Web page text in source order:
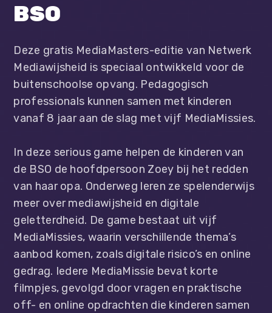
BSO
Deze gratis MediaMasters-editie van Netwerk
Mediawijsheid is speciaal ontwikkeld voor de
buitenschoolse opvang. Pedagogisch
professionals kunnen samen met kinderen
vanaf 8 jaar aan de slag met vijf MediaMissies.
In deze serious game helpen de kinderen van
de BSO de hoofdpersoon Zoey bij het redden
van haar opa. Onderweg leren ze spelenderwijs
meer over mediawijsheid en digitale
geletterdheid. De game bestaat uit vijf
MediaMissies, waarin verschillende thema’s
aanbod komen, zoals digitale risico’s en online
gedrag. Iedere MediaMissie bevat korte
filmpjes, gevolgd door vragen en praktische
off- en online opdrachten die kinderen samen